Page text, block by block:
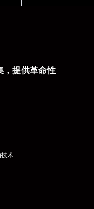
下一页最后
，提供革命性
技术